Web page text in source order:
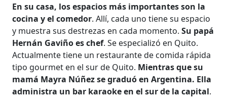
En su casa, los espacios más importantes son la
cocina y el comedor. Allí, cada uno tiene su espacio
y muestra sus destrezas en cada momento.Su papá
Hernán Gaviño es chef. Se especializó en Quito.
Actualmente tiene un restaurante de comida rápida
tipo gourmet en el sur de Quito. Mientras que su
mamá Mayra Núñez se graduó en Argentina. Ella
administra un bar karaoke en el sur de la capital.